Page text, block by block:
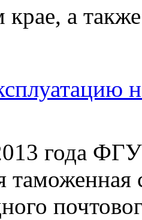
а
года